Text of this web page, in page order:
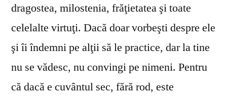
dragostea, milostenia, frăţietatea şi toate
celelalte virtuţi. Dacă doar vorbeşti despre ele
şi îi îndemni pe alţii să le practice, dar la tine
nu se vă­desc, nu convingi pe nimeni. Pentru
că dacă e cuvântul sec, fără rod, este